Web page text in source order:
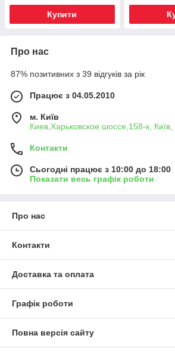
Купити
Про нас
87% позитивних з 39 відгуків за рік
Працює з 04.05.2010
м. Київ
Киев,Харьковское шоссе,158-к, Київ,
Контакти
Сьогодні працює з 10:00 до 18:00
Показати весь графік роботи
Про нас
Контакти
Доставка та оплата
Графік роботи
Повна версія сайту